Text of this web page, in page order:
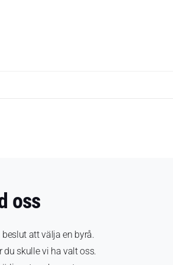
oss
att välja en byrå.
du skulle vi ha valt oss.